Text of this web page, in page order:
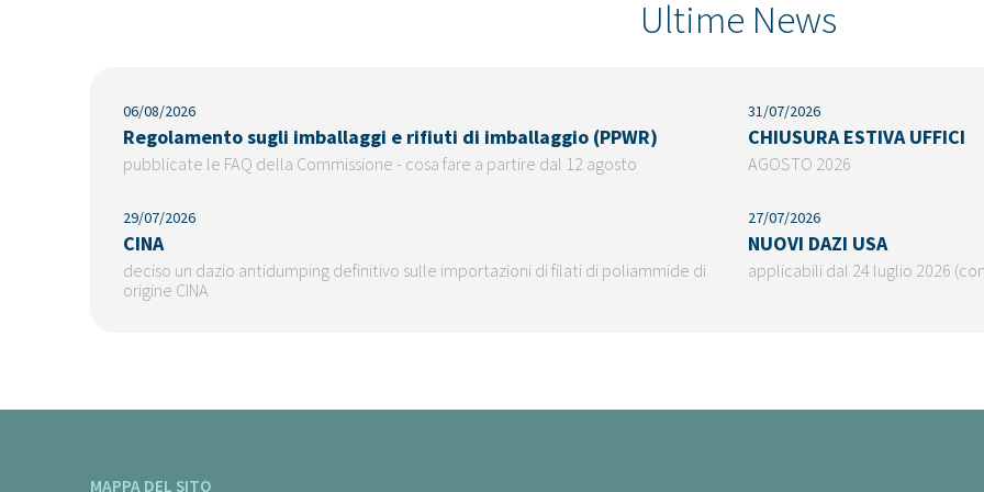
Ultime News
06/08/2026
Regolamento sugli imballaggi e rifiuti di imballaggio (PPWR)
pubblicate le FAQ della Commissione - cosa fare a partire dal 12 agosto
31/07/2026
CHIUSURA ESTIVA UFFICI
AGOSTO 2026
29/07/2026
CINA
deciso un dazio antidumping definitivo sulle importazioni di filati di poliammide di
origine CINA
27/07/2026
NUOVI DAZI USA
applicabili dal 24 luglio 2026
MAPPA DEL SITO